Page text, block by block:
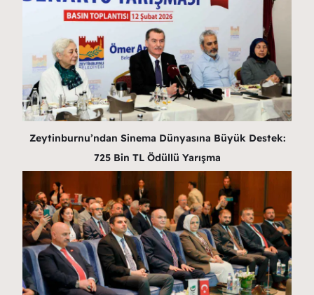
Zeytinburnu’ndan Sinema Dünyasına Büyük Destek:
725 Bin TL Ödüllü Yarışma